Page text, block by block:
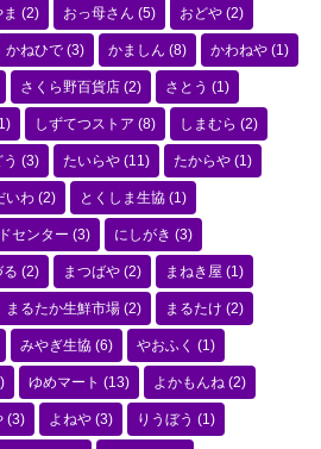
(2) おっ母さん (5) おどや (2)
かねひで (3) かましん (8) かわねや (1)
さくら野百貨店 (2) さとう (1)
しずてつストア (8) しまむら (2)
(3) たいらや (11) たからや (1)
いわ (2) とくしま生協 (1)
センター (3) にしがき (3)
る (2) まつばや (2) まねき屋 (1)
まるたか生鮮市場 (2) まるたけ (2)
みやぎ生協 (6) やおふく (1)
ゆめマート (13) よかもんね (2)
(3) よねや (3) りうぼう (1)